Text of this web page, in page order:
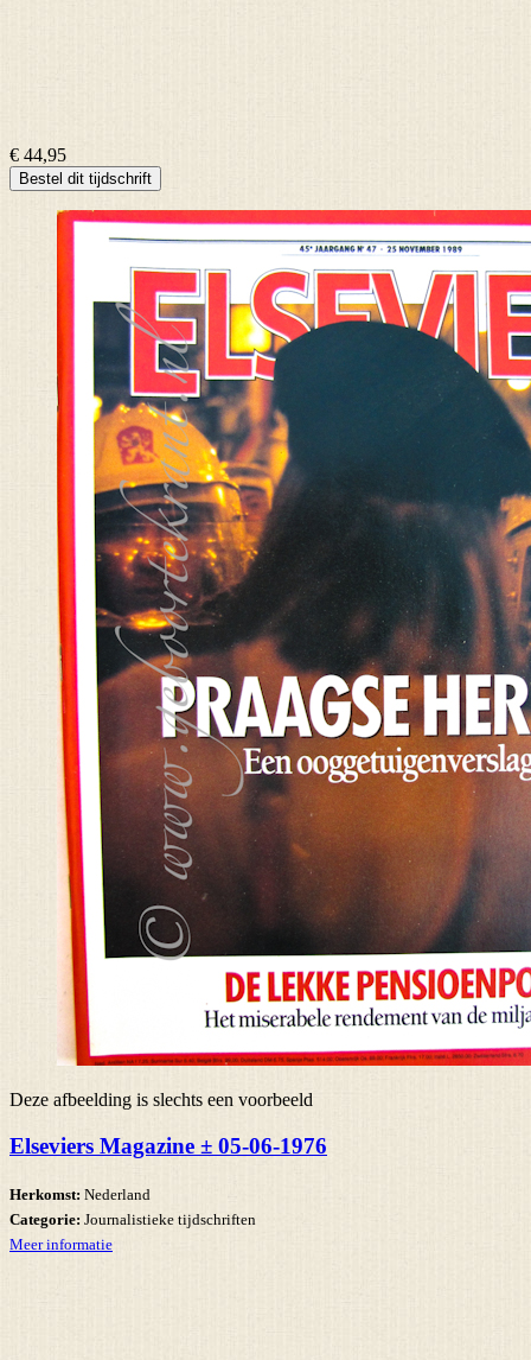
€ 44,95
Bestel dit tijdschrift
Deze afbeelding is slechts een voorbeeld
Elseviers Magazine ± 05-06-1976
Herkomst: Nederland
Categorie: Journalistieke tijdschriften
Meer informatie